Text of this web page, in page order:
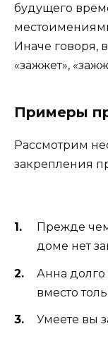
будущего
местоимениями
Иначе говоря,
«зажжет»,
Примеры
Рассмотрим
закрепления
Прежде чем
доме нет
Анна долго
вместо
Умеете вы